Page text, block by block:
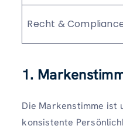
Recht &
1.
Die Markenstimme ist
konsistente